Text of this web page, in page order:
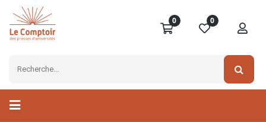
0 0